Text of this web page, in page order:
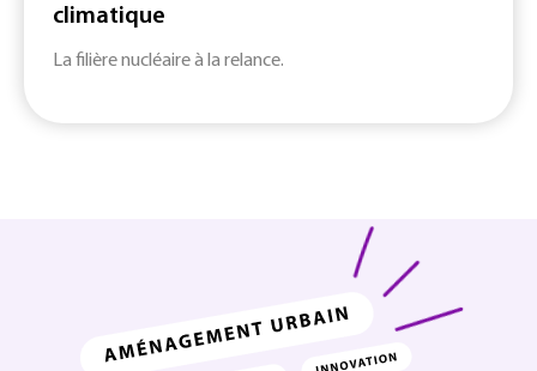
climatique
La filière nucléaire à la relance.